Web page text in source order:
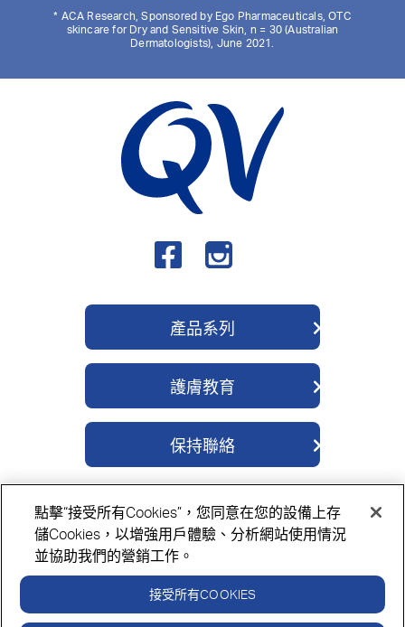
* ACA Research, Sponsored by Ego Pharmaceuticals, OTC
skincare for Dry and Sensitive Skin, n = 30 (Australian
Dermatologists), June 2021.
產品系列
QV 深層修護系列
QV 面部護理系列
護膚教育
成分
護膚貼士
保持聯絡
聯繫我們
購買地點
請務必閱讀標籤並按照指示使用。
隱私政策 Cookie政策 免責聲明
點擊“接受所有Cookies”，您同意在您的設備上存
儲Cookies，以增強用戶體驗、分析網站使用情況
並協助我們的營銷工作。
接受所有COOKIES